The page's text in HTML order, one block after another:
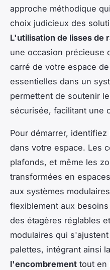
approche méthodique
choix judicieux des
L'utilisation de lisses de
une occasion précieuse
carré de votre espace
essentielles dans un
permettent de soutenir
sécurisée, facilitant une
Pour démarrer,
dans votre espace. Les
plafonds, et même les
transformées en
aux systèmes
flexiblement aux
des étagères réglables
modulaires qui
palettes, intégrant ainsi la
l'encombrement tout en